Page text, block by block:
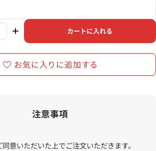
+ カートに入れる
お気に入りに追加する
注意事項
同意いただいた上でご注文いただきます。